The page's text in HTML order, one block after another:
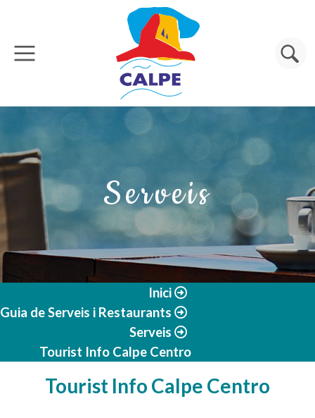
Cerca
Serveis
Inici
Guia de Serveis i Restaurants
Serveis
Tourist Info Calpe Centro
Tourist Info Calpe Centro